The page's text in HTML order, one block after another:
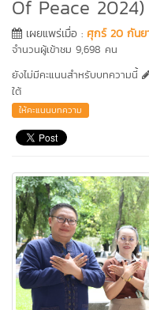
Of Peace 2024)
เผยแพร่เมื่อ : ศุกร์ 20 กันย
จำนวนผู้เข้าชม 9,698 คน
ยังไม่มีคะแนนสำหรับบทความนี้
ใต้
ให้คะแนนบทความ